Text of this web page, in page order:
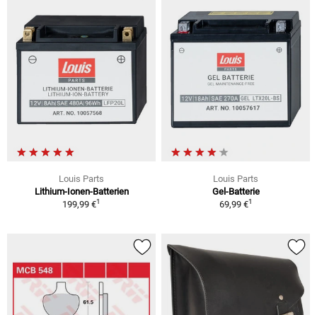
Louis Parts
Lithium-Ionen-Batterien
199,99 €1
Louis Parts
Gel-Batterie
69,99 €1